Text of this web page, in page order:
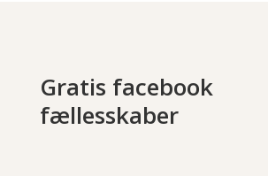
Gratis facebook
fællesskaber